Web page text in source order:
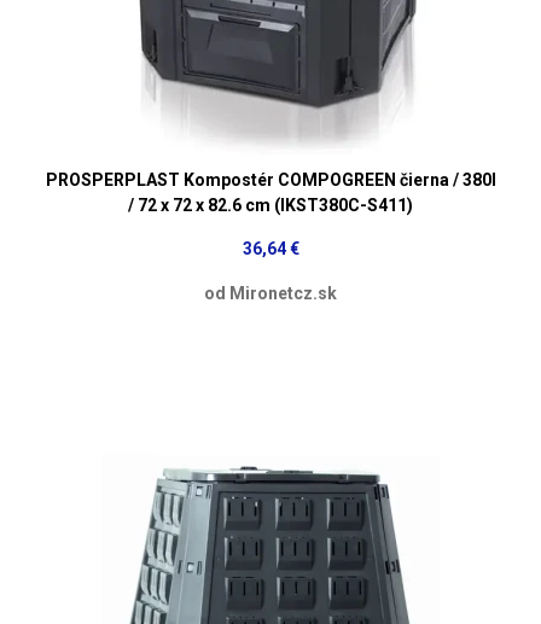
PROSPERPLAST Kompostér COMPOGREEN čierna / 380l
/ 72 x 72 x 82.6 cm (IKST380C-S411)
36,64 €
od Mironetcz.sk